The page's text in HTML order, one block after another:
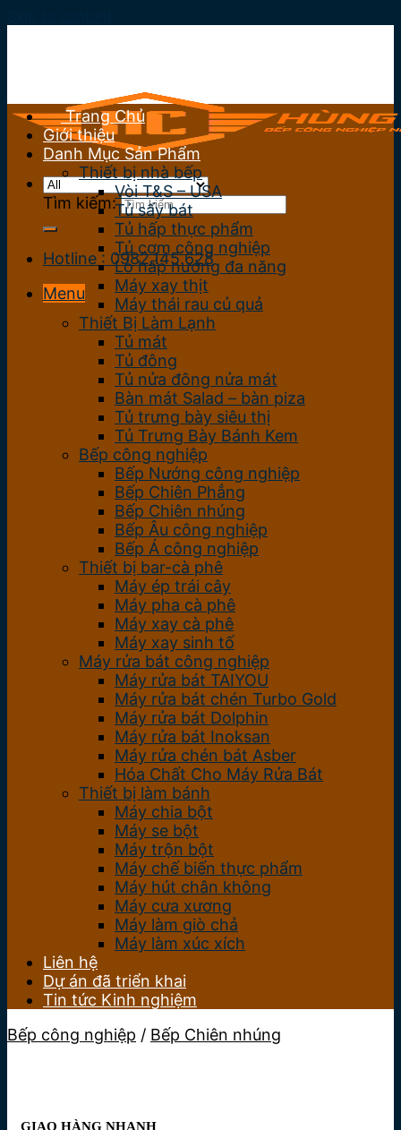
Tìm kiếm:
Hotline : 0982.145.628
Menu
Trang Chủ
Giới thiệu
Danh Mục Sản Phẩm
Thiết bị nhà bếp
Vòi T&S – USA
Tủ sấy bát
Tủ hấp thực phẩm
Tủ cơm công nghiệp
Lò hấp nướng đa năng
Máy xay thịt
Máy thái rau củ quả
Thiết Bị Làm Lạnh
Tủ mát
Tủ đông
Tủ nửa đông nửa mát
Bàn mát Salad – bàn piza
Tủ trưng bày siêu thị
Tủ Trưng Bày Bánh Kem
Bếp công nghiệp
Bếp Nướng công nghiệp
Bếp Chiên Phẳng
Bếp Chiên nhúng
Bếp Âu công nghiệp
Bếp Á công nghiệp
Thiết bị bar-cà phê
Máy ép trái cây
Máy pha cà phê
Máy xay cà phê
Máy xay sinh tố
Máy rửa bát công nghiệp
Máy rửa bát TAIYOU
Máy rửa bát chén Turbo Gold
Máy rửa bát Dolphin
Máy rửa bát Inoksan
Máy rửa chén bát Asber
Hóa Chất Cho Máy Rửa Bát
Thiết bị làm bánh
Máy chia bột
Máy se bột
Máy trộn bột
Máy chế biến thực phẩm
Máy hút chân không
Máy cưa xương
Máy làm giò chả
Máy làm xúc xích
Liên hệ
Dự án đã triển khai
Tin tức Kinh nghiệm
Bếp công nghiệp / Bếp Chiên nhúng
GIAO HÀNG NHANH